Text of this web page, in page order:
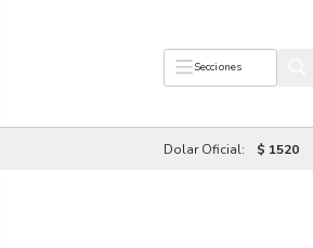
Secciones
Dolar Oficial: $ 1520